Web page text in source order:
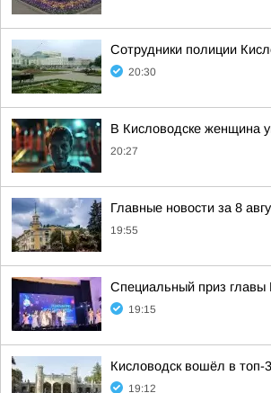
Сотрудники полиции
20:30
В Кисловодске женщина
20:27
Главные новости за 8
19:55
Специальный приз главы
19:15
Кисловодск вошёл в топ-
19:12